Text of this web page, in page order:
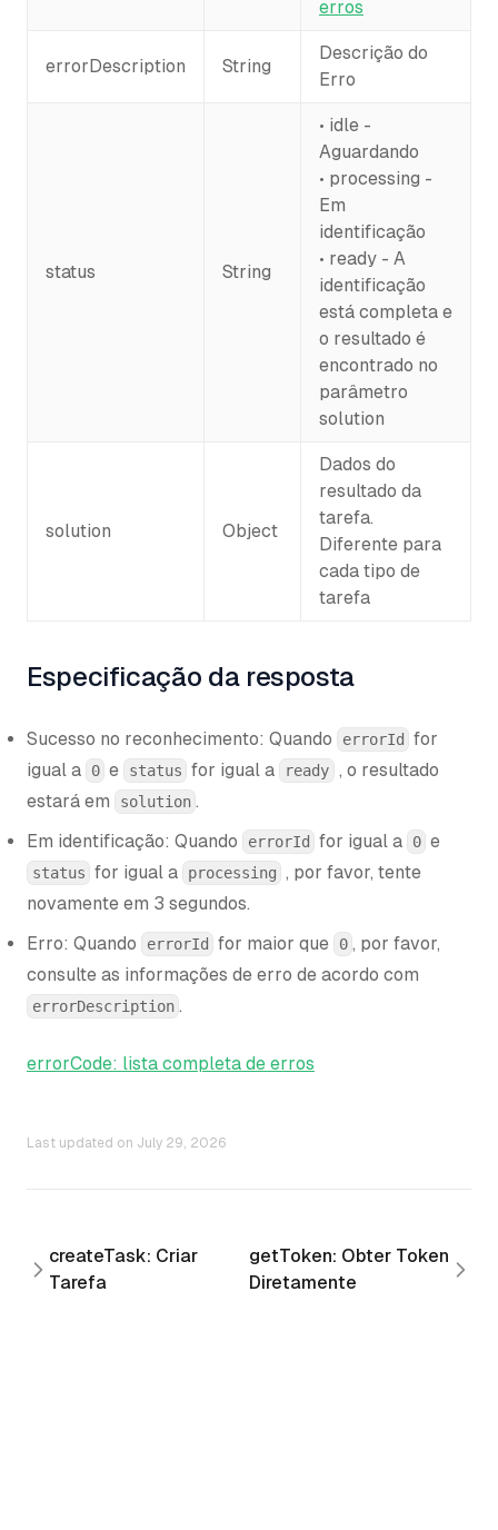
erros
errorDescription String
Descrição do
Erro
status String
• idle -
Aguardando
• processing -
Em
identificação
• ready - A
identificação
está completa e
o resultado é
encontrado no
parâmetro
solution
solution Object
Dados do
resultado da
tarefa.
Diferente para
cada tipo de
tarefa
Especificação da resposta
Sucesso no reconhecimento: Quando errorId
for
igual a
0 e status for igual a ready , o resultado
estará em
solution .
Em identificação: Quando
errorId for igual a 0 e
status for igual a processing , por favor, tente
novamente em 3 segundos.
Erro: Quando
errorId for maior que 0 , por favor,
consulte as informações de erro de acordo com
errorDescription .
errorCode: lista completa de erros
Last updated on July 29, 2026
createTask: Criar
Tarefa
getToken: Obter Token
Diretamente